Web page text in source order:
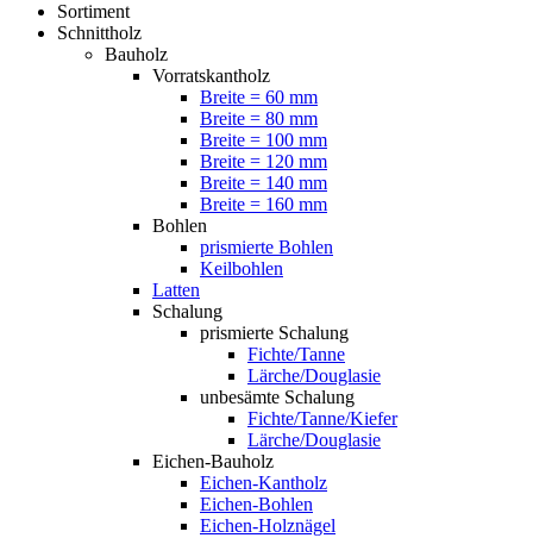
Sortiment
Schnittholz
Bauholz
Vorratskantholz
Breite = 60 mm
Breite = 80 mm
Breite = 100 mm
Breite = 120 mm
Breite = 140 mm
Breite = 160 mm
Bohlen
prismierte Bohlen
Keilbohlen
Latten
Schalung
prismierte Schalung
Fichte/Tanne
Lärche/Douglasie
unbesämte Schalung
Fichte/Tanne/Kiefer
Lärche/Douglasie
Eichen-Bauholz
Eichen-Kantholz
Eichen-Bohlen
Eichen-Holznägel